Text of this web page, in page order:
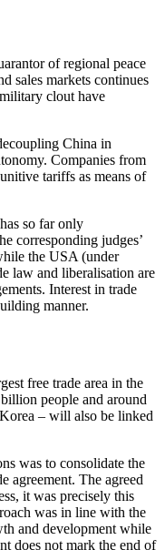
of regional peace
sales markets con­tin­ues
clout have
China in
Companies from
tariffs as means of
so far only
corresponding judges’
the USA (under
law and liberalisation are
Interest in trade
manner.
free trade area in the
people and around
– will also be linked
was to consolidate the
agreement. The agreed
it was precisely this
was in line with the
and development while
does not mark the end of